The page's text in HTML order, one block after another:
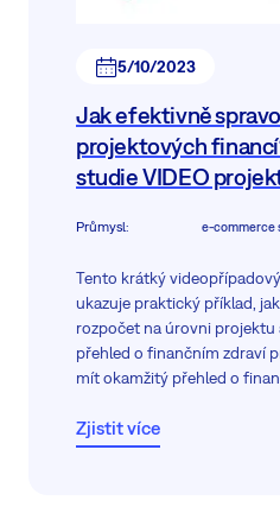
5/10/2023
Jak efektivně
projektových
studie VIDEO
Průmysl: e-commerce
Tento krátký
ukazuje praktický příklad,
rozpočet na úrovni projektu
přehled o finančním zdraví
mít okamžitý přehled o
Zjistit více